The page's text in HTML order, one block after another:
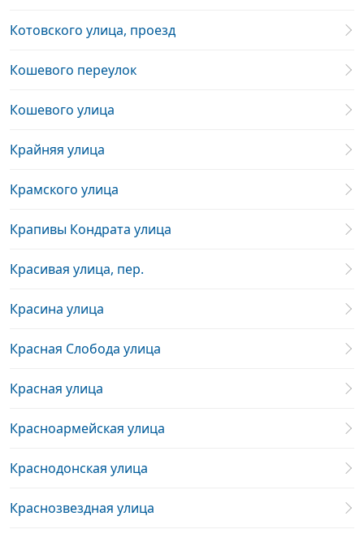
Котовского улица, проезд
Кошевого переулок
Кошевого улица
Крайняя улица
Крамского улица
Крапивы Кондрата улица
Красивая улица, пер.
Красина улица
Красная Слобода улица
Красная улица
Красноармейская улица
Краснодонская улица
Краснозвездная улица